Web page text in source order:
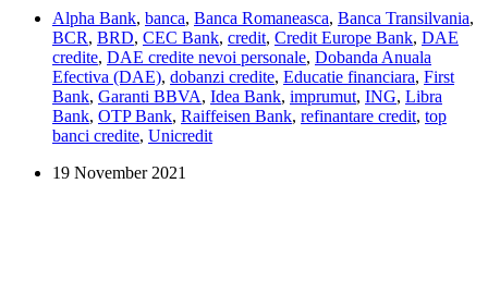
bancile
cu
cele
mai
mici
dobanzi
la
unui
Alpha Bank, banca, Banca Romaneasca, Banca Transilvania,
BCR, BRD, CEC Bank, credit, Credit Europe Bank, DAE
credite, DAE credite nevoi personale, Dobanda Anuala
Efectiva (DAE), dobanzi credite, Educatie financiara, First
Bank, Garanti BBVA, Idea Bank, imprumut, ING, Libra
Bank, OTP Bank, Raiffeisen Bank, refinantare credit, top
banci credite, Unicredit
19 November 2021